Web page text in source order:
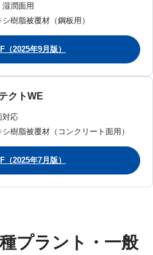
湿潤面用
シ樹脂被覆材（鋼板用）
（2025年9月版）
クトWE
対応
シ樹脂被覆材（コンクリート面用）
（2025年7月版）
プラント・一般